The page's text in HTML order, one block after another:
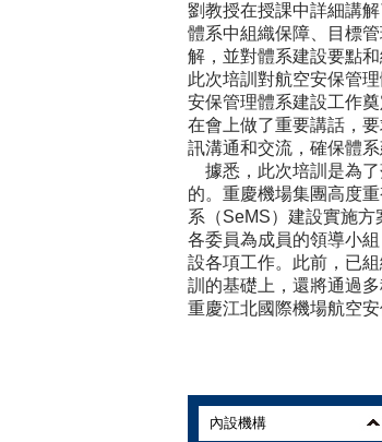
劉教授在授課中詳細講
體系中組織保障、目標
解，並對體系建設要點
此次培訓對航空安保管
安保管理體系建設工作
在會上做了重要講話，
訊溝通和交流，確保體系
據悉，此次培訓是為了
的。重慶機場集團高度
系（SeMS）建設實施
各委員為成員的領導小
設各項工作。此前，已
訓的基礎上，還將通過
重慶江北國際機場航空